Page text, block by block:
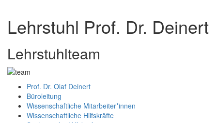
Lehrstuhl Prof. Dr. Deinert
Lehrstuhlteam
Prof. Dr. Olaf Deinert
Büroleitung
Wissenschaftliche Mitarbeiter*innen
Wissenschaftliche Hilfskräfte